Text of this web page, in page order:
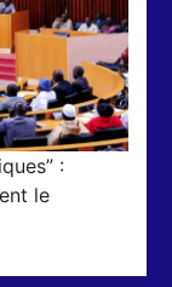
:
le